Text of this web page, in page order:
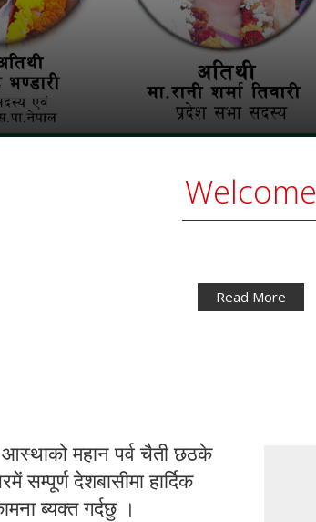
जलेश्वर न.पा. वडा नं.–४ सुगाWelcome
Read More
महान पर्व चैती छठके
सम्पूर्ण देशबासीमा हार्दिक
ब्यक्त गर्दछु ।